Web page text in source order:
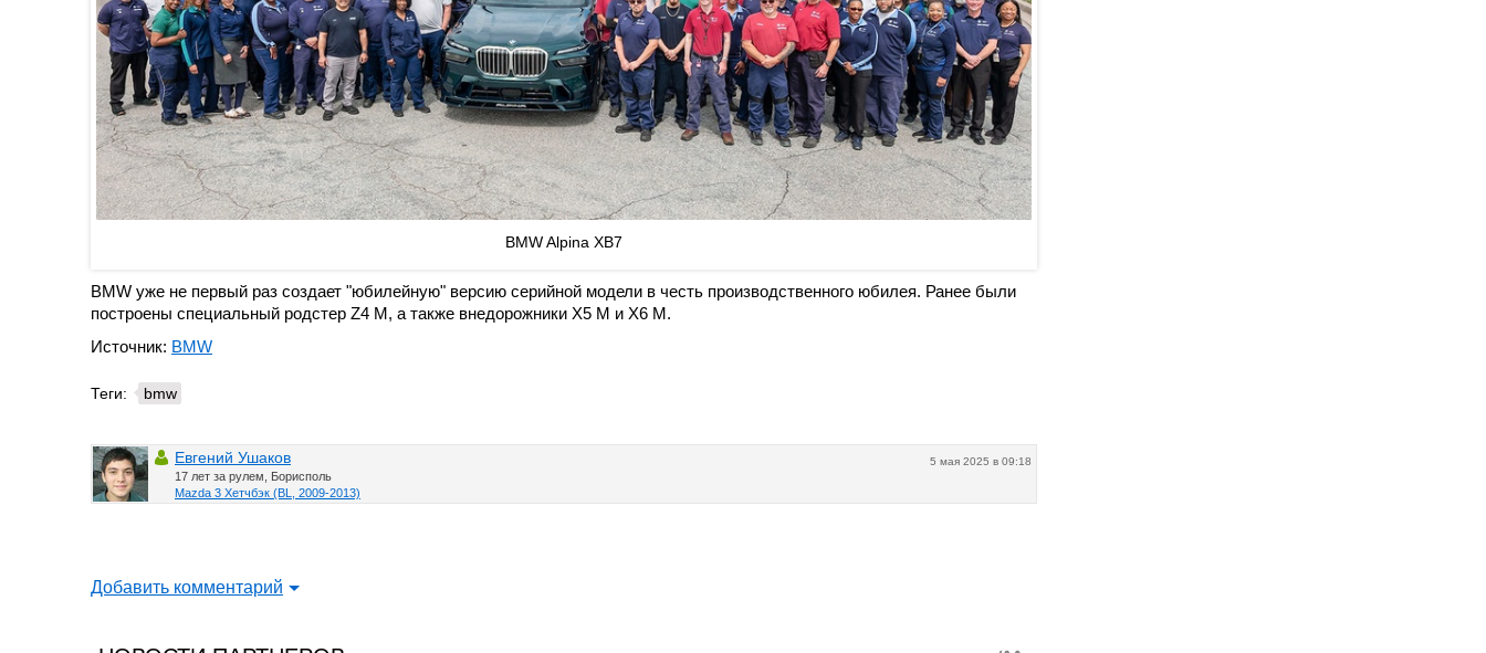
BMW Alpina XB7
BMW уже не первый раз создает "юбилейную" версию серийной модели в честь производственного юбилея. Ранее были
построены специальный родстер Z4 M, а также внедорожники X5 M и X6 M.
Источник: BMW
Теги: bmw
5 мая 2025 в 09:18
Евгений Ушаков
17 лет за рулем, Борисполь
Mazda 3 Хетчбэк (BL, 2009-2013)
Добавить комментарий